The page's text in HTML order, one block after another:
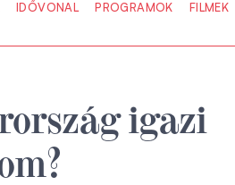
IDŐVONAL PROGRAMOK FILMEK
igazi